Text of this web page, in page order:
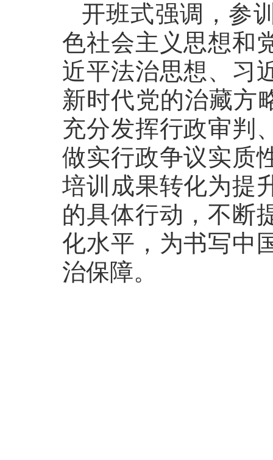
开班式强调，参
色社会主义思想和
近平法治思想、习
新时代党的治藏方
充分发挥行政审判
做实行政争议实质
培训成果转化为提
的具体行动，不断
化水平，为书写中
治保障。